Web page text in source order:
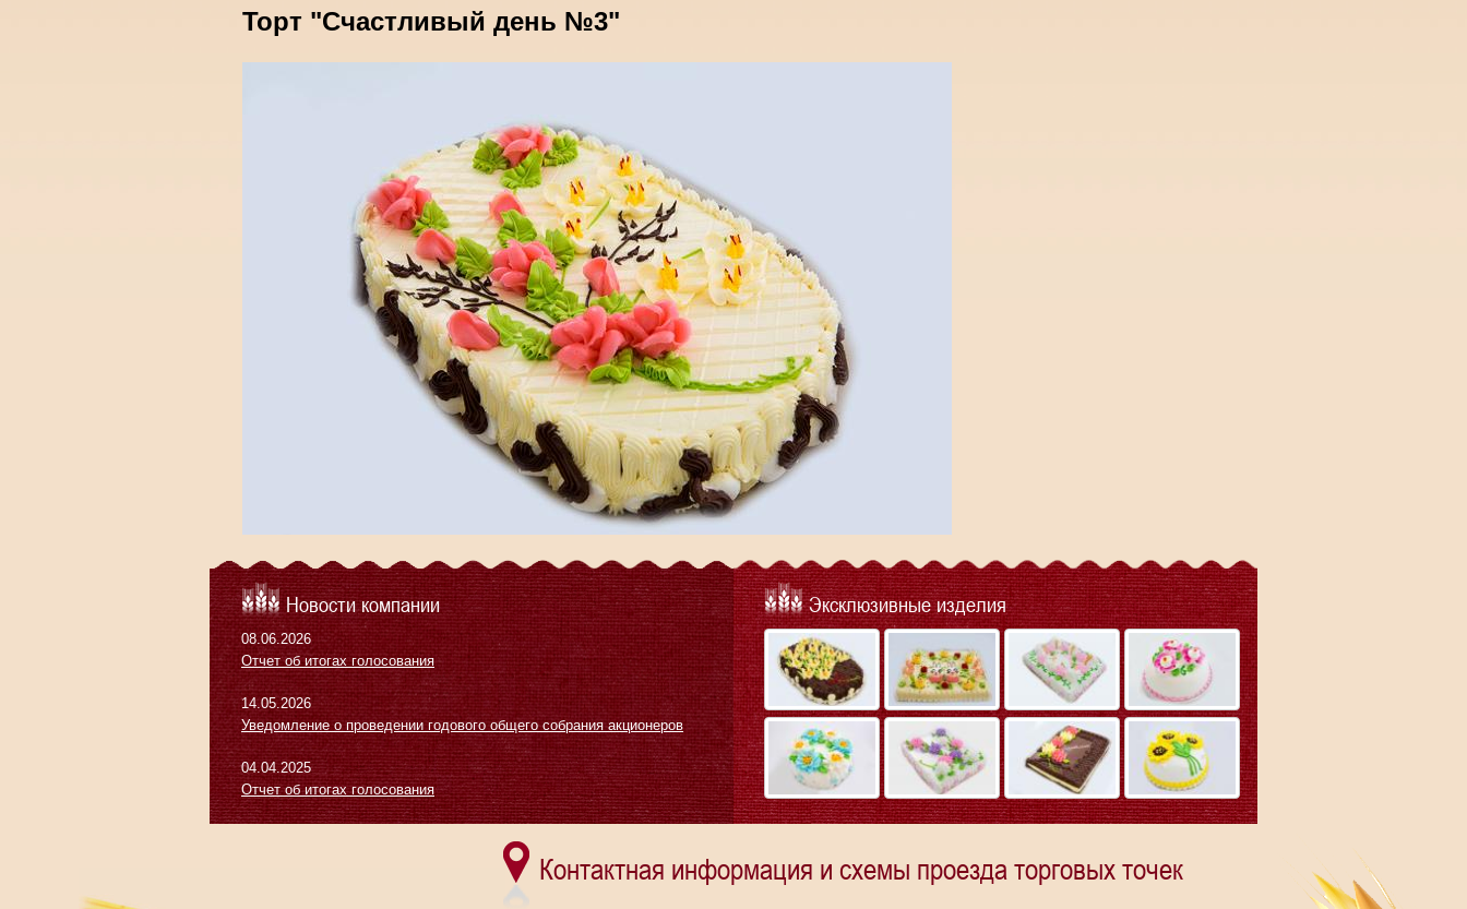
Торт "Счастливый день №3"
Новости компании
08.06.2026
Отчет об итогах голосования
14.05.2026
Уведомление о проведении годового общего собрания акционеров
04.04.2025
Отчет об итогах голосования
Эксклюзивные изделия
Контактная информация и схемы проезда торговых точек